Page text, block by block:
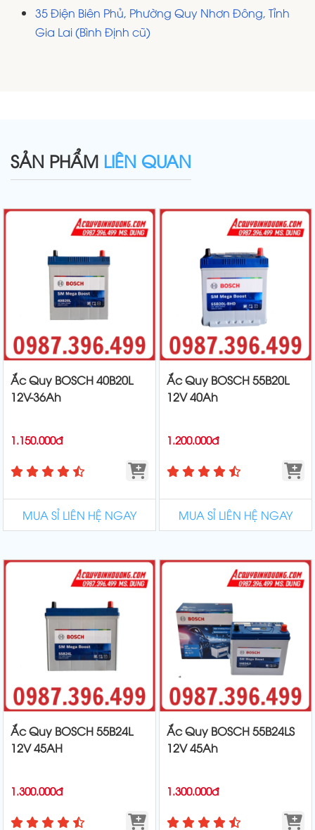
35 Điện Biên Phủ, Phường Quy Nhơn Đông, Tỉnh
Gia Lai (Bình Định cũ)
SẢN PHẨM LIÊN QUAN
Ắc Quy BOSCH 40B20L
12V-36Ah
1.150.000đ
MUA SỈ LIÊN HỆ NGAY
Ắc Quy BOSCH 55B20L
12V 40Ah
1.200.000đ
MUA SỈ LIÊN HỆ NGAY
Ắc Quy BOSCH 55B24L
12V 45AH
1.300.000đ
Ắc Quy BOSCH 55B24LS
12V 45Ah
1.300.000đ